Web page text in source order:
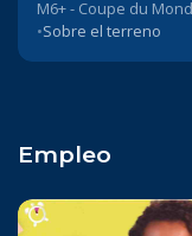
•Sobre el terreno
Empleo